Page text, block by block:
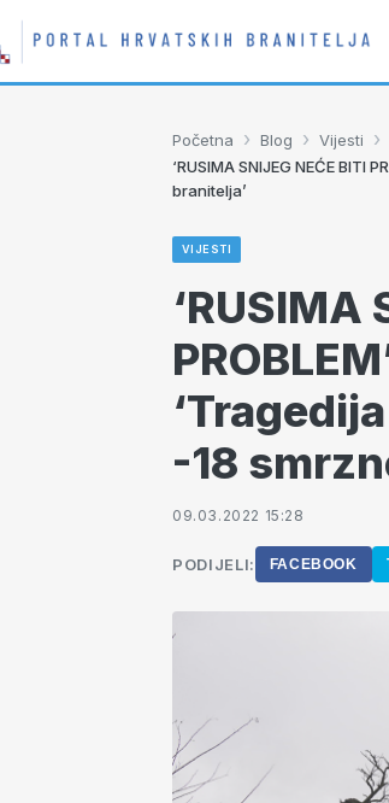
Početna › Blog › Vijesti ›
‘RUSIMA SNIJEG NEĆE BITI
branitelja’
VIJESTI
‘RUSIMA
-18
09.03.2022 15:28
PODIJELI: FACEBOOK